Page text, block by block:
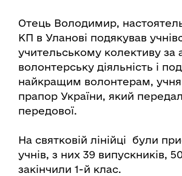
Отець Володимир,
КП в Уланові подякував
учительському колективу за
волонтерську діяльність і
найкращим волонтерам,
прапор України, який
передової.
На святковій лінійці були
учнів, з них 39 випускників,
закінчили 1-й клас.